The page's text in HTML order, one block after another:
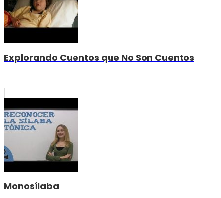
Explorando Cuentos que No Son Cuentos
Monosílaba